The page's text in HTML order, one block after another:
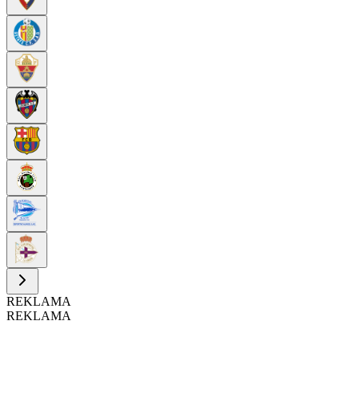
REKLAMA
REKLAMA